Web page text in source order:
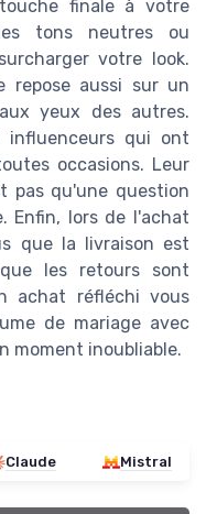
finale à votre
tons neutres ou
votre look.
repose aussi sur un
yeux des autres.
influenceurs qui ont
occasions. Leur
pas qu'une question
Enfin, lors de l'achat
que la livraison est
les retours sont
achat réfléchi vous
de mariage avec
moment inoubliable.
Claude Mistral